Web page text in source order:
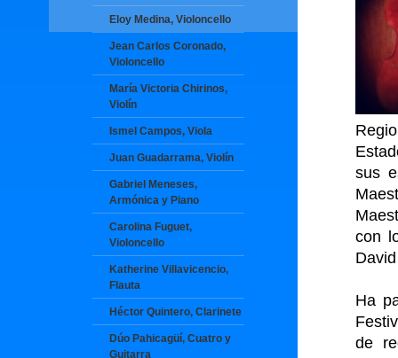
Eloy Medina, Violoncello
Jean Carlos Coronado,
Violoncello
María Victoria Chirinos,
Violín
Ismel Campos, Viola
Juan Guadarrama, Violín
Gabriel Meneses,
Armónica y Piano
Carolina Fuguet,
Violoncello
Katherine Villavicencio,
Flauta
Héctor Quintero, Clarinete
Dúo Pahicagüí, Cuatro y
Guitarra
sus
con
Ha
de